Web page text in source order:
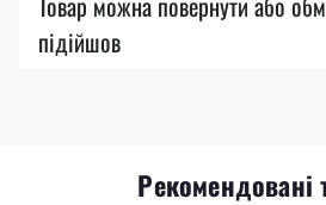
підійшов
Рекомендовані